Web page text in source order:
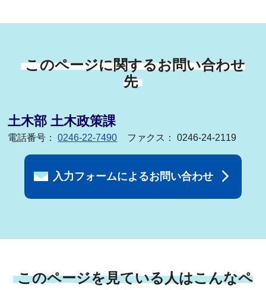
このページに関するお問い合わせ
先
土木部 土木政策課
電話番号：0246-22-7490 ファクス： 0246-24-2119
入力フォームによるお問い合わせ
このページを見ている人はこんなペ